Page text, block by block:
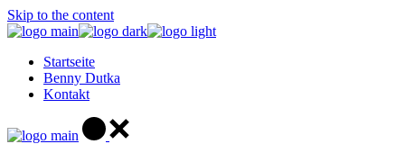
Skip to the content
Startseite
Benny Dutka
Kontakt